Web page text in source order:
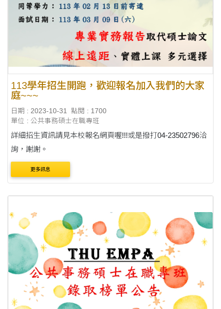
113學年招生開跑，歡迎報名加入我們的大家
庭~~~
日期 : 2023-10-31
點閱 : 1700
單位 : 公共事務碩士在職專班
詳細招生資訊請見本校報名網頁喔!!!或是撥打04-23502796洽
詢，謝謝。
更多訊息